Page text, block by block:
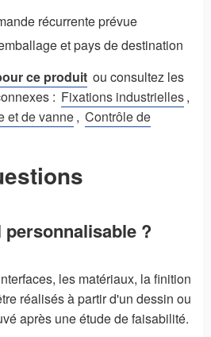
récurrente prévue
et pays de destination
ce produit ou consultez les
: Fixations industrielles,
et de vanne, Contrôle de
?
les matériaux, la finition
réalisés à partir d'un dessin ou
après une étude de faisabilité.